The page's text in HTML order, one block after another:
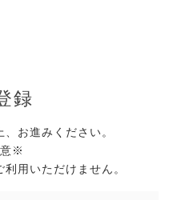
録
お進みください。
※
用いただけません。